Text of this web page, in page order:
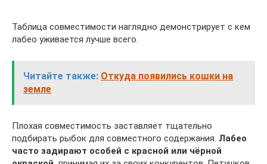
Таблица совместимости наглядно демонстрирует с кем
лабео уживается лучше всего.
Читайте также: Откуда появились кошки на
земле
Плохая совместимость заставляет тщательно
подбирать рыбок для совместного содержания. Лабео
часто задирают особей с красной или чёрной